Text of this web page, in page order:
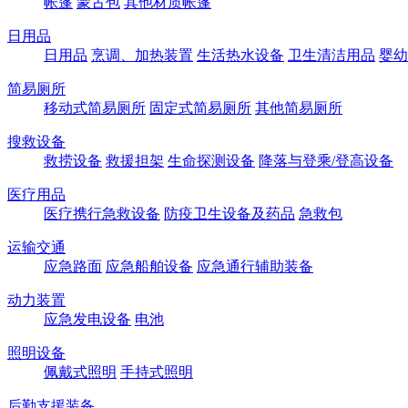
日用品
日用品 烹调、加热装置 生活热水设备 卫生清洁用品 婴
简易厕所
移动式简易厕所 固定式简易厕所 其他简易厕所
搜救设备
救捞设备 救援担架 生命探测设备 降落与登乘/登高设备
医疗用品
医疗携行急救设备 防疫卫生设备及药品 急救包
运输交通
应急路面 应急船舶设备 应急通行辅助装备
动力装置
应急发电设备 电池
照明设备
佩戴式照明 手持式照明